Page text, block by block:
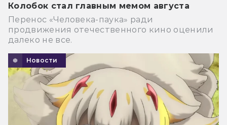
Колобок стал главным мемом августа
Перенос «Человека-паука» ради
продвижения отечественного кино оценили
далеко не все.
Новости